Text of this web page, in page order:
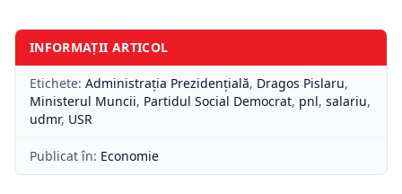
INFORMAȚII ARTICOL
Etichete: Administrația Prezidențială, Dragos Pislaru,
Ministerul Muncii, Partidul Social Democrat, pnl, salariu,
udmr, USR
Publicat în: Economie